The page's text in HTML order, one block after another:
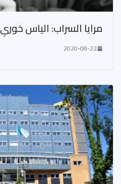
مرايا السراب: الياس خوري
2020-08-22